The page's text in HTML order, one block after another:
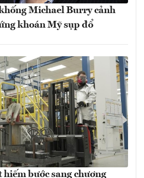
Michael Burry cảnh
khoán Mỹ sụp đổ
hiếm bước sang chương